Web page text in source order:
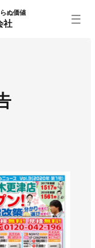
住宅事業
点紹介
ぬ価値
社